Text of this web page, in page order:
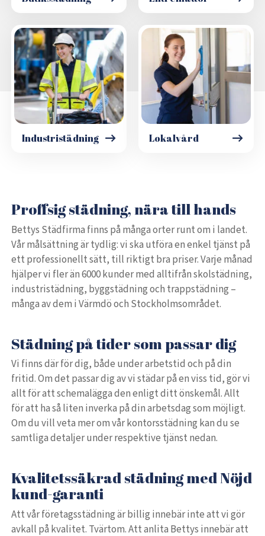
Industristädning Lokalvård
Proffsig städning, nära till hands
Bettys Städfirma finns på många orter runt om i landet.
Vår målsättning är tydlig: vi ska utföra en enkel tjänst på
ett professionellt sätt, till riktigt bra priser. Varje månad
hjälper vi fler än 6000 kunder med alltifrån skolstädning,
industristädning, byggstädning och trappstädning –
många av dem i Värmdö och Stockholmsområdet.
Städning på tider som passar dig
Vi finns där för dig, både under arbetstid och på din
fritid. Om det passar dig av vi städar på en viss tid, gör vi
allt för att schemalägga den enligt ditt önskemål. Allt
för att ha så liten inverka på din arbetsdag som möjligt.
Om du vill veta mer om vår kontorsstädning kan du se
samtliga detaljer under respektive tjänst nedan.
Kvalitetssäkrad städning med Nöjd
kund-garanti
Att vår företagsstädning är billig innebär inte att vi gör
avkall på kvalitet. Tvärtom. Att anlita Bettys innebär att